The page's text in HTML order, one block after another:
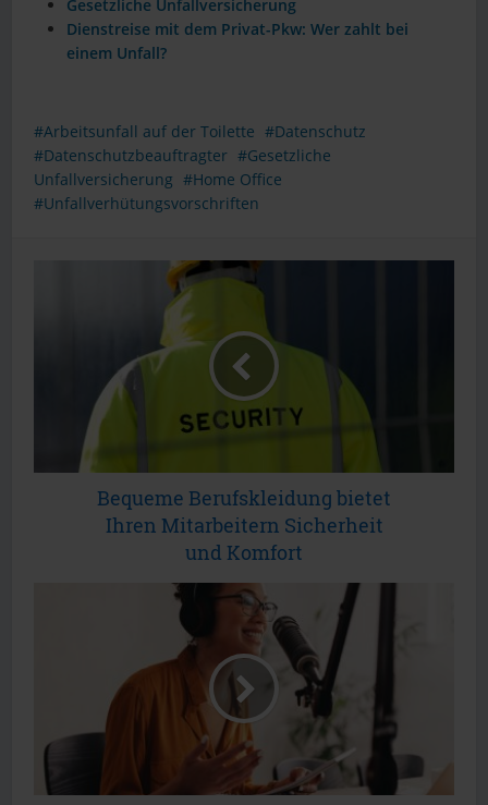
Gesetzliche Unfallversicherung
Dienstreise mit dem Privat-Pkw: Wer zahlt bei
einem Unfall?
Arbeitsunfall auf der Toilette
Datenschutz
Datenschutzbeauftragter
Gesetzliche
Unfallversicherung
Home Office
Unfallverhütungsvorschriften
Bequeme Berufskleidung bietet
Ihren Mitarbeitern Sicherheit
und Komfort